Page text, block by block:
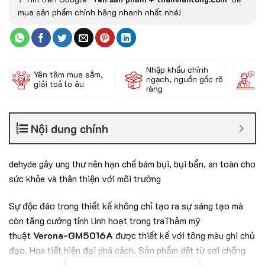
mua sản phẩm chính hãng nhanh nhất nhé!
Yên tâm mua sắm,
giải toả lo âu
Nhập khẩu chính
ngạch, nguồn gốc rõ
ràng
Nội dung chính
dehyde gây ung thư nên hạn chế bám bụi, bụi bẩn, an toàn cho
sức khỏe và thân thiện với môi trường
Sự độc đáo trong thiết kế không chỉ tạo ra sự sáng tạo mà
còn tăng cường tính linh hoạt trong traThảm mỹ
thuậtVerona-GM5016A được thiết kế với tông màu ghi chủ
đạo. Họa tiết hiện đại phá cách. Sản phẩm dệt từ sợi chống